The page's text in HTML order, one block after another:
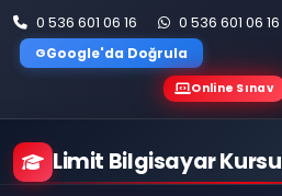
0 536 601 06 16 0 536 601 06 16
GGoogle'da Doğrula
Online Sınav
Limit Bilgisayar Kursu